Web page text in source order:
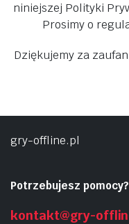
niniejszej Polityki
Prosimy o
Dziękujemy za
gry-offline.pl
Potrzebujesz pomocy?
kontakt@gry-